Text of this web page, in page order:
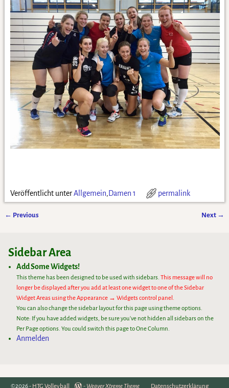
Veröffentlicht unter Allgemein, Damen 1 permalink
← Previous Next →
Sidebar Area
Add Some Widgets!
This theme has been designed to be used with sidebars. This message will no
longer be displayed after you add at least one widget to one of the Sidebar
Widget Areas using the Appearance → Widgets control panel.
You can also change the sidebar layout for this page using theme options.
Note: If you have added widgets, be sure you've not hidden all sidebars on the
Per Page options. You could switch this page to One Column.
Anmelden
©2026 - HTG Volleyball - Weaver Xtreme Theme Datenschutzerklärung